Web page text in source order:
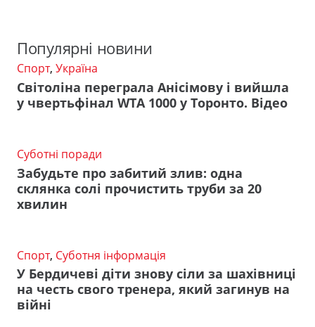
Популярні новини
Спорт, Україна
Світоліна переграла Анісімову і вийшла
у чвертьфінал WTA 1000 у Торонто. Відео
Суботні поради
Забудьте про забитий злив: одна
склянка солі прочистить труби за 20
хвилин
Спорт, Суботня інформація
У Бердичеві діти знову сіли за шахівниці
на честь свого тренера, який загинув на
війні